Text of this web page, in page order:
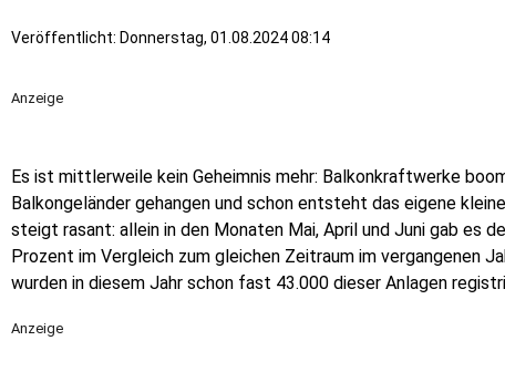
Veröffentlicht: Donnerstag, 01.08.2024 08:14
Anzeige
Es ist mittlerweile kein Geheimnis mehr: Balkonkraftwerke
Balkongeländer gehangen und schon entsteht das eigene
steigt rasant: allein in den Monaten Mai, April und Juni gab es
Prozent im Vergleich zum gleichen Zeitraum im vergangenen
wurden in diesem Jahr schon fast 43.000 dieser Anlagen
Anzeige